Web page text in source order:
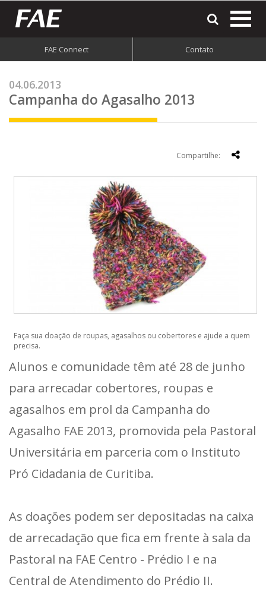
FAE Connect Contato
04.06.2013
Campanha do Agasalho 2013
Compartilhe:
Faça sua doação de roupas, agasalhos ou cobertores e ajude a quem
precisa.
Alunos e comunidade têm até 28 de junho
para arrecadar cobertores, roupas e
agasalhos em prol da Campanha do
Agasalho FAE 2013, promovida pela Pastoral
Universitária em parceria com o Instituto
Pró Cidadania de Curitiba.
As doações podem ser depositadas na caixa
de arrecadação que fica em frente à sala da
Pastoral na FAE Centro - Prédio I e na
Central de Atendimento do Prédio II.